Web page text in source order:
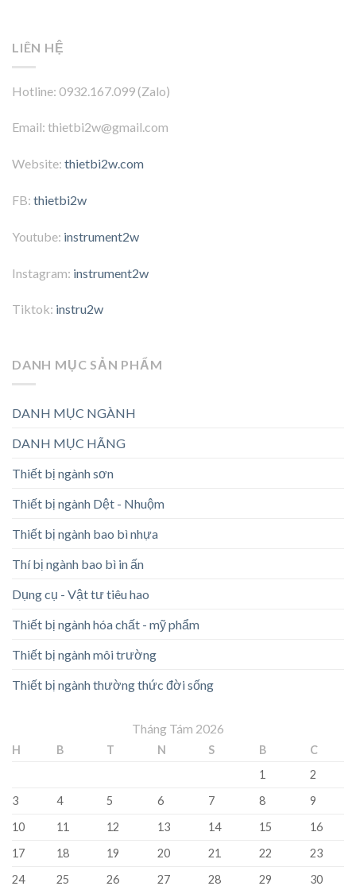
LIÊN HỆ
Hotline: 0932.167.099 (Zalo)
Email: thietbi2w@gmail.com
Website: thietbi2w.com
FB: thietbi2w
Youtube: instrument2w
Instagram: instrument2w
Tiktok: instru2w
DANH MỤC SẢN PHẨM
DANH MỤC NGÀNH
DANH MỤC HÃNG
Thiết bị ngành sơn
Thiết bị ngành Dệt - Nhuộm
Thiết bị ngành bao bì nhựa
Thí bị ngành bao bì in ấn
Dụng cụ - Vật tư tiêu hao
Thiết bị ngành hóa chất - mỹ phẩm
Thiết bị ngành môi trường
Thiết bị ngành thường thức đời sống
Tháng Tám 2026
H B T N S B
C
1
2
3
4 5 6 7 8
9
10
11 12 13 14 15
16
17
18 19 20 21 22
23
24
25 26 27 28 29 30